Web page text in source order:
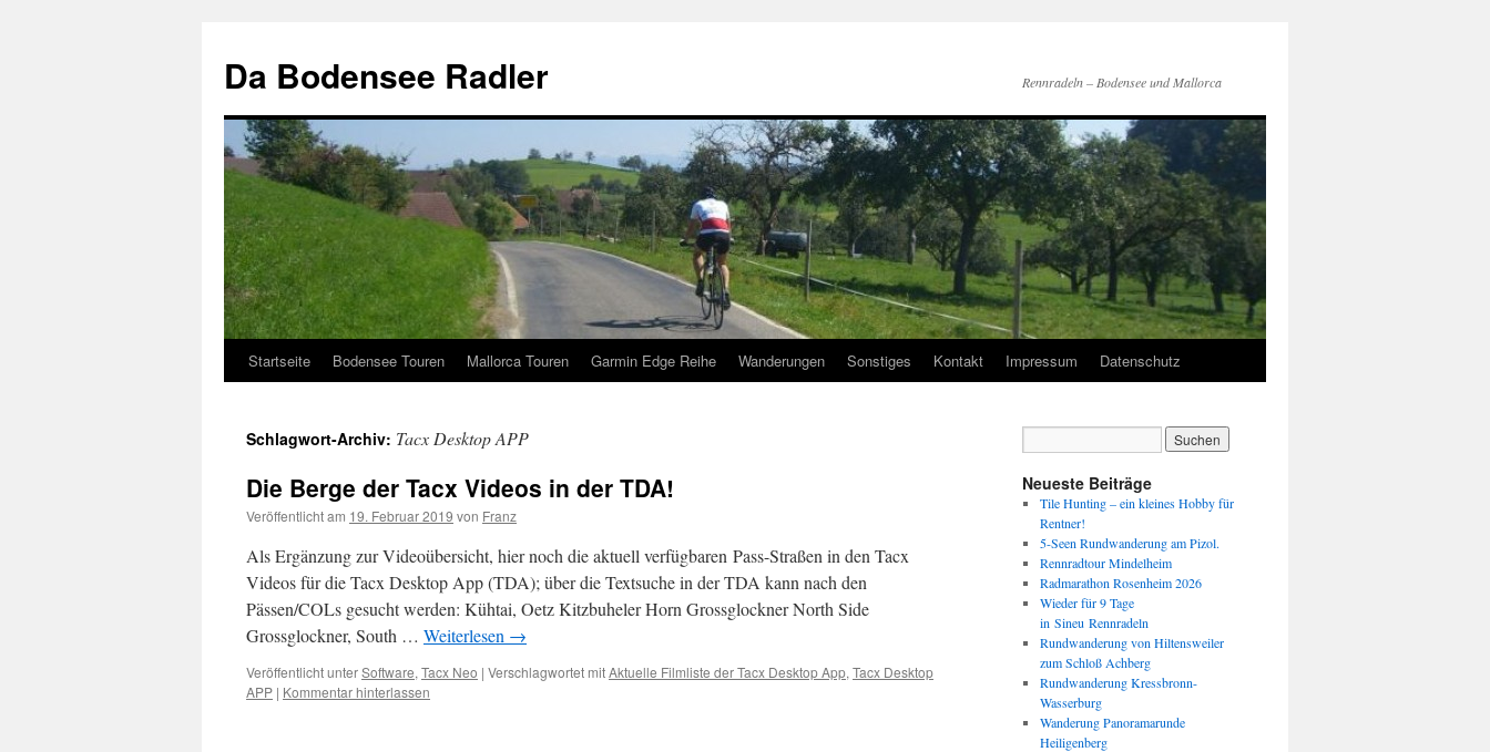
springen
Da Bodensee Radler Rennradeln – Bodensee und Mallorca
Startseite Bodensee Touren Mallorca Touren Garmin Edge Reihe Wanderungen Sonstiges Kontakt Impressum Datenschutz
Schlagwort-Archiv: Tacx Desktop APP
Die Berge der Tacx Videos in der TDA!
Veröffentlicht am 19. Februar 2019 von Franz
Als Ergänzung zur Videoübersicht, hier noch die aktuell verfügbaren Pass-Straßen in den Tacx
Videos für die Tacx Desktop App (TDA); über die Textsuche in der TDA kann nach den
Pässen/COLs gesucht werden: Kühtai, Oetz Kitzbuheler Horn Grossglockner North Side
Grossglockner, South … Weiterlesen →
Veröffentlicht unterSoftware, Tacx Neo | Verschlagwortet mitAktuelle Filmliste der Tacx Desktop App, Tacx Desktop
APP | Kommentar hinterlassen
Neueste Beiträge
Tile Hunting – ein kleines Hobby für
Rentner!
5-Seen Rundwanderung am Pizol.
Rennradtour Mindelheim
Radmarathon Rosenheim 2026
Wieder für 9 Tage
in Sineu Rennradeln
Rundwanderung von Hiltensweiler
zum Schloß Achberg
Rundwanderung Kressbronn-
Wasserburg
Wanderung Panoramarunde
Heiligenberg